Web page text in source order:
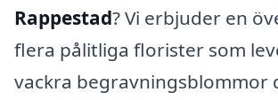
Rappestad? Vi erbjuder en
flera pålitliga florister som
vackra begravningsblommor